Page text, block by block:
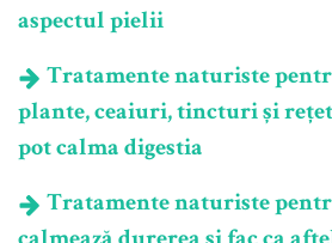
aspectul pielii
Tratamente naturiste
plante, ceaiuri, tincturi și
pot calma digestia
Tratamente naturiste